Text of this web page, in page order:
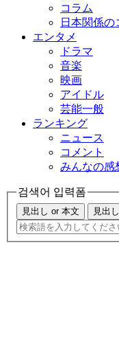
コラム
日本関係の
エンタメ
ドラマ
音楽
映画
アイドル
芸能一般
ランキング
ニュース
コメント
みんなの感
검색어 입력폼
見出し or 本文 見出